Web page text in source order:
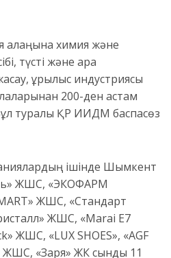
алаңына химия және
түсті және қара
құрылыс индустриясы
200-ден астам
туралы ҚР ИИДМ баспасөз
ішінде Шымкент
ЖШС, «ЭКОФАРМ
ЖШС, «Стандарт
ЖШС, «Marai E7
ЖШС, «LUX SHOES», «AGF
«Заря» ЖК сынды 11